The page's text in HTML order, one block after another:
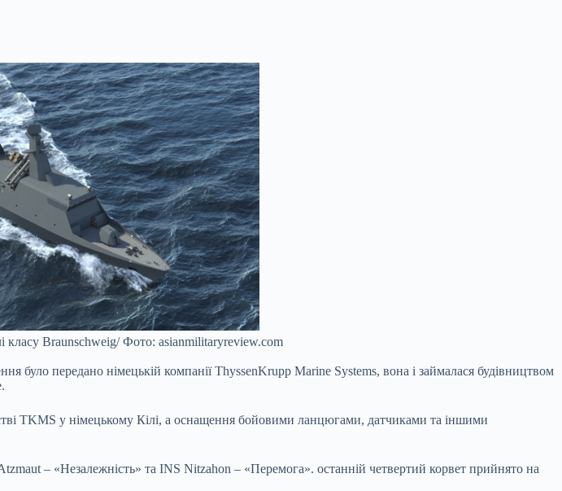
класу Braunschweig/ Фото: asianmilitaryreview.com
було передано німецькій компанії ThyssenKrupp Marine Systems, вона і займалася будівництвом
TKMS у німецькому Кілі, а оснащення бойовими ланцюгами, датчиками та іншими
– «Незалежність» та INS Nitzahon – «Перемога». останній четвертий корвет прийнято на